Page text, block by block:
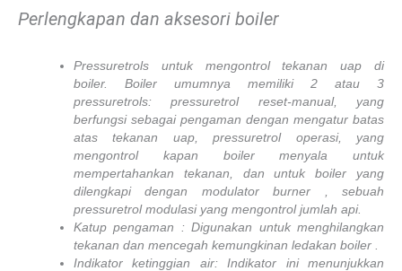
Perlengkapan dan aksesori boiler
Pressuretrols untuk mengontrol tekanan uap di
boiler. Boiler umumnya memiliki 2 atau 3
pressuretrols: pressuretrol reset-manual, yang
berfungsi sebagai pengaman dengan mengatur batas
atas tekanan uap, pressuretrol operasi, yang
mengontrol kapan boiler menyala untuk
mempertahankan tekanan, dan untuk boiler yang
dilengkapi dengan modulator burner , sebuah
pressuretrol modulasi yang mengontrol jumlah api.
Katup pengaman : Digunakan untuk menghilangkan
tekanan dan mencegah kemungkinan ledakan boiler .
Indikator ketinggian air: Indikator ini menunjukkan